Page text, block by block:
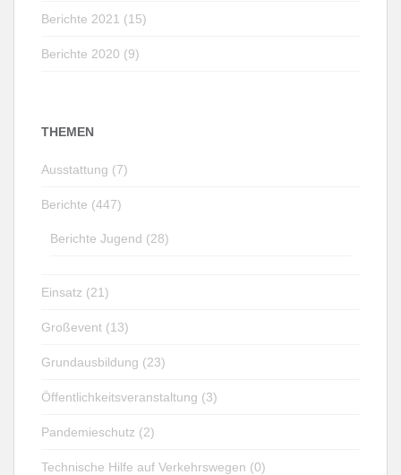
Berichte 2021 (15)
Berichte 2020 (9)
THEMEN
Ausstattung (7)
Berichte (447)
Berichte Jugend (28)
Einsatz (21)
Großevent (13)
Grundausbildung (23)
Öffentlichkeitsveranstaltung (3)
Pandemieschutz (2)
Technische Hilfe auf Verkehrswegen (0)